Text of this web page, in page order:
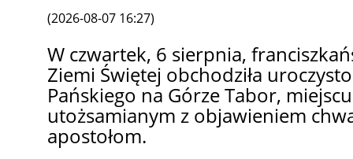
(2026-08-07 16:27)
W czwartek, 6 sierpnia,
Ziemi Świętej obchodziła
Pańskiego na Górze Tabor,
utożsamianym z objawieniem
apostołom.